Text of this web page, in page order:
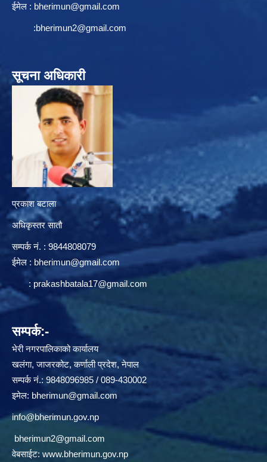
ईमेल : bherimun@gmail.com
:bherimun2@gmail.com
सूचना अधिकारी
प्रकाश बटाला
अधिकृस्तर सातौ
सम्पर्क न‌ं. : 9844808079
ईमेल : bherimun@gmail.com
: prakashbatala17@gmail.com
सम्पर्क:-
भेरी नगरपालिकाको कार्यालय
खलंगा, जाजरकोट, कर्णाली प्रदेश, नेपाल
सम्पर्क नं.: 9848096985 / 089-430002
इमेल: bherimun@gmail.com
info@bherimun.gov.np
bherimun2@gmail.com
वेबसाईट: www.bherimun.gov.np